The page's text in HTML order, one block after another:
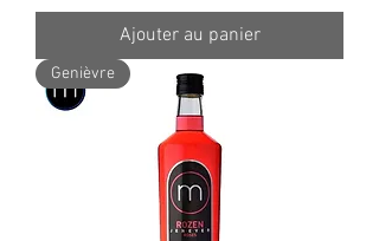
Ajouter au panier
Genièvre